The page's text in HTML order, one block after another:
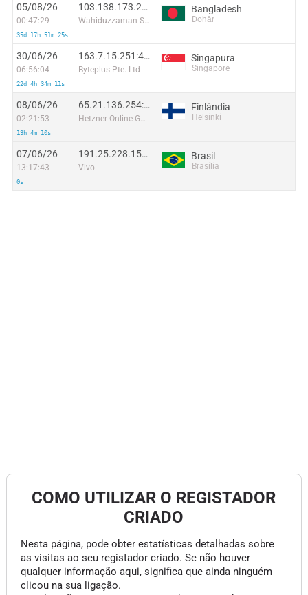
05/08/26
00:47:29
35d 17h 51m 25s
103.138.173.230:38918
Wahiduzzaman Shanto
Bangladesh
Dohār
30/06/26
06:56:04
22d 4h 34m 11s
163.7.15.251:44427
Byteplus Pte. Ltd
Singapura
Singapore
08/06/26
02:21:53
13h 4m 10s
65.21.136.254:46334
Hetzner Online GmbH
Finlândia
Helsinki
07/06/26
13:17:43
0s
191.25.228.153:59011
Vivo
Brasil
Brasília
COMO UTILIZAR O REGISTADOR
CRIADO
Nesta página, pode obter estatísticas detalhadas sobre
as visitas ao seu registador criado. Se não houver
qualquer informação aqui, significa que ainda ninguém
clicou na sua ligação.